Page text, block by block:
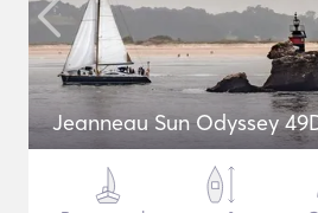
Jeanneau Sun Odyssey